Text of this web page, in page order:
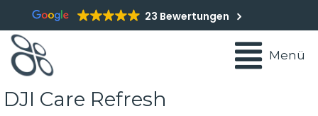
23 Bewertungen
Menü
DJI Care Refresh